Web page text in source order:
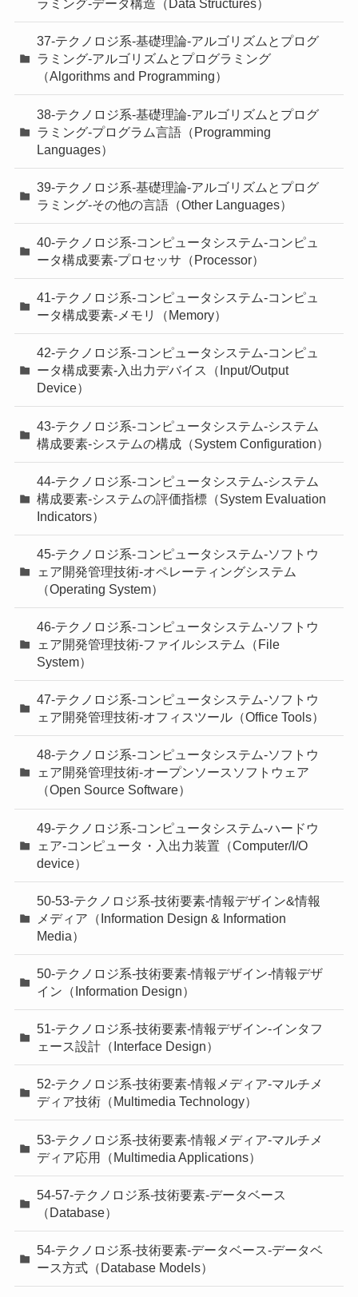
ラミング-データ構造（Data Structures）
37-テクノロジ系-基礎理論-アルゴリズムとプログ
ラミング-アルゴリズムとプログラミング
（Algorithms and Programming）
38-テクノロジ系-基礎理論-アルゴリズムとプログ
ラミング-プログラム言語（Programming
Languages）
39-テクノロジ系-基礎理論-アルゴリズムとプログ
ラミング-その他の言語（Other Languages）
40-テクノロジ系-コンピュータシステム-コンピュ
ータ構成要素-プロセッサ（Processor）
41-テクノロジ系-コンピュータシステム-コンピュ
ータ構成要素-メモリ（Memory）
42-テクノロジ系-コンピュータシステム-コンピュ
ータ構成要素-入出力デバイス（Input/Output
Device）
43-テクノロジ系-コンピュータシステム-システム
構成要素-システムの構成（System Configuration）
44-テクノロジ系-コンピュータシステム-システム
構成要素-システムの評価指標（System Evaluation
Indicators）
45-テクノロジ系-コンピュータシステム-ソフトウ
ェア開発管理技術-オペレーティングシステム
（Operating System）
46-テクノロジ系-コンピュータシステム-ソフトウ
ェア開発管理技術-ファイルシステム（File
System）
47-テクノロジ系-コンピュータシステム-ソフトウ
ェア開発管理技術-オフィスツール（Office Tools）
48-テクノロジ系-コンピュータシステム-ソフトウ
ェア開発管理技術-オープンソースソフトウェア
（Open Source Software）
49-テクノロジ系-コンピュータシステム-ハードウ
ェア-コンピュータ・入出力装置（Computer/I/O
device）
50-53-テクノロジ系-技術要素-情報デザイン&情報
メディア（Information Design & Information
Media）
50-テクノロジ系-技術要素-情報デザイン-情報デザ
イン（Information Design）
51-テクノロジ系-技術要素-情報デザイン-インタフ
ェース設計（Interface Design）
52-テクノロジ系-技術要素-情報メディア-マルチメ
ディア技術（Multimedia Technology）
53-テクノロジ系-技術要素-情報メディア-マルチメ
ディア応用（Multimedia Applications）
54-57-テクノロジ系-技術要素-データベース
（Database）
54-テクノロジ系-技術要素-データベース-データベ
ース方式（Database Models）